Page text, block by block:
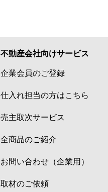
不動産会社向けサービス
企業会員のご登録
仕入れ担当の方はこちら
売主取次サービス
全商品のご紹介
お問い合わせ（企業用）
取材のご依頼